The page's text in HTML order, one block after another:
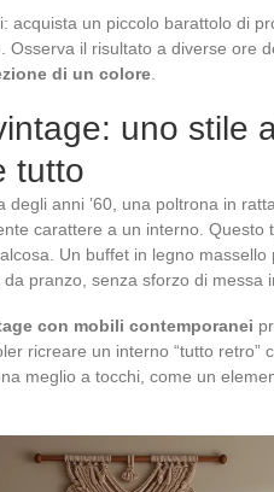
acquista un piccolo barattolo di
il risultato a diverse ore
di un colore
uno stile
tutto
degli anni ’60, una poltrona in
carattere a un interno. Questo
Un buffet in legno
pranzo, senza sforzo di messa
con mobili contemporanei
ricreare un interno “tutto retro”
meglio a tocchi, come un